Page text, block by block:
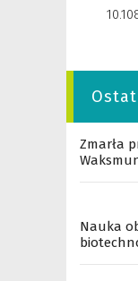
Zmarła
Nauka